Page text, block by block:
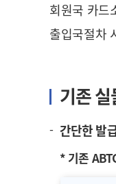
회원국 카드
출입국절차
기존
간단한 발
* 기존